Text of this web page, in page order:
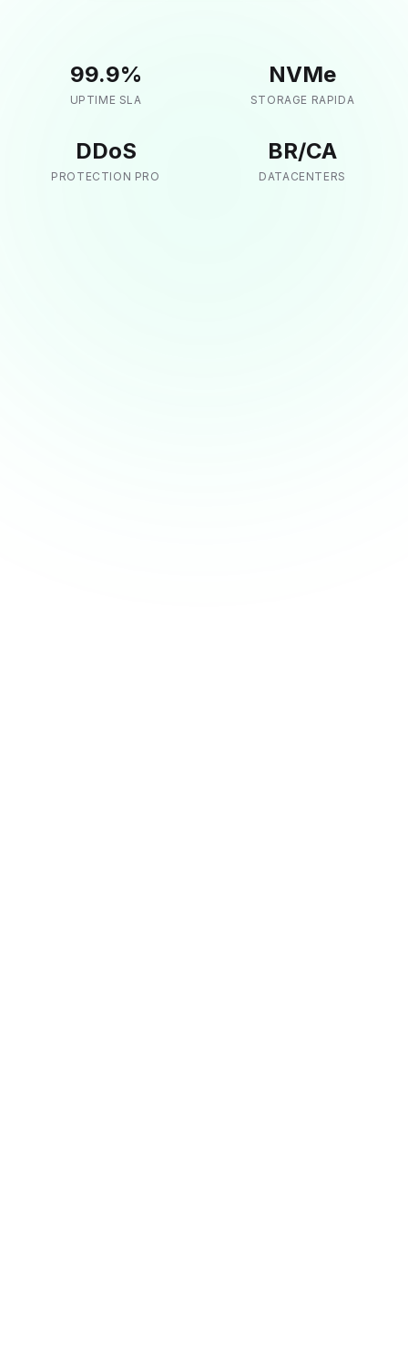
99.9%
UPTIME SLA
NVMe
STORAGE RAPIDA
DDoS
PROTECTION PRO
BR/CA
DATACENTERS